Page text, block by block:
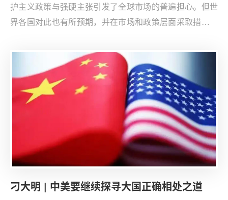
护主义政策与强硬主张引发了全球市场的普遍担心。但世
界各国对此也有所预期，并在市场和政策层面采取措施以
响处于可控范围内。而中国也将以此为契机，加速国内创
新和产业升级。
刁大明 | 中美要继续探寻大国正确相处之道